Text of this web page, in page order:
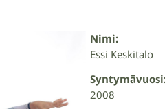
Nimi:
Essi Keskitalo
2008